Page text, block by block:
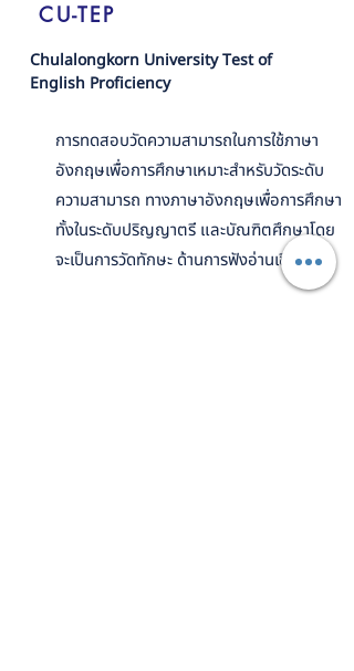
CU-TEP
Chulalongkorn University Test of
English Proficiency
การทดสอบวัดความสามารถในการใช้ภาษา
อังกฤษเพื่อการศึกษาเหมาะสำหรับวัดระดับ
ความสามารถ ทางภาษาอังกฤษเพื่อการศึกษา
ทั้งในระดับปริญญาตรี และบัณฑิตศึกษาโดย
จะเป็นการวัดทักษะ ด้านการฟังอ่านเขียน